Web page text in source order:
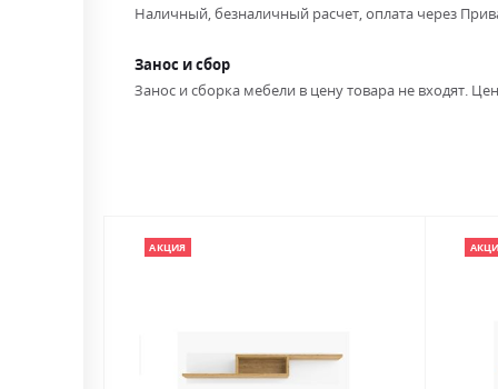
Наличный, безналичный расчет, оплата через
Занос и сбор
Занос и сборка мебели в цену товара не входят.
АКЦИЯ